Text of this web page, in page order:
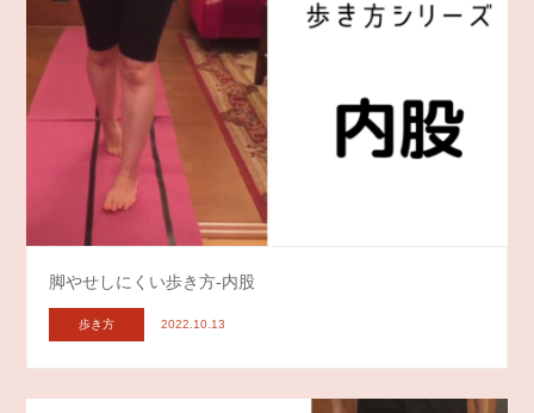
脚やせしにくい歩き方-内股
歩き方 2022.10.13